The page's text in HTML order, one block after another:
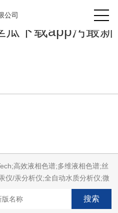
下载app安装,丝瓜
瓜下载app污最新
高效液相色谱;多维液相色谱;丝
仪/汞分析仪;全自动水质分析仪;微
波灰化磺化系统;全自动固相萃取系
光固体烧蚀进样系统;循环水冷却